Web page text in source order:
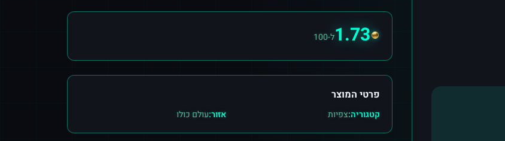
1.73ל-100
פרטי המוצר
קטגוריה:צפיות אזור:עולם כולו